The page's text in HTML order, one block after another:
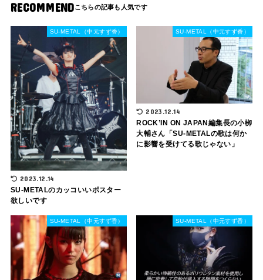
RECOMMEND
SU-METAL（中元すず香）
2023.12.14
SU-METALのカッコいいポスター
欲しいです
SU-METAL（中元すず香）
2023.12.14
ROCK’IN ON JAPAN編集長の小栁
大輔さん「SU-METALの歌は何か
に影響を受けてる歌じゃない」
SU-METAL（中元すず香） SU-METAL（中元すず香）